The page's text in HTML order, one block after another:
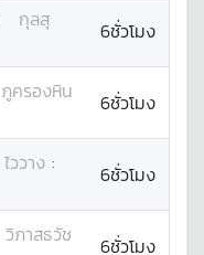
กุลสุ
6ชั่วโมง
ภูครองหิน
6ชั่วโมง
ไววาง :
6ชั่วโมง
วิภาสธวัช
6ชั่วโมง